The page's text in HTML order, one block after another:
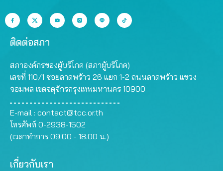
ติดต่อสภา
สภาองค์กรของผู้บริโภค (สภาผู้บริโภค)
เลขที่ 110/1 ซอยลาดพร้าว 26 แยก 1-2 ถนนลาดพร้าว แขวง
จอมพล เขตจตุจักรกรุงเทพมหานคร 10900
E-mail : contact@tcc.or.th
โทรศัพท์ 0-2938-1502
(เวลาทำการ 09.00 - 18.00 น.)
เกี่ยวกับเรา